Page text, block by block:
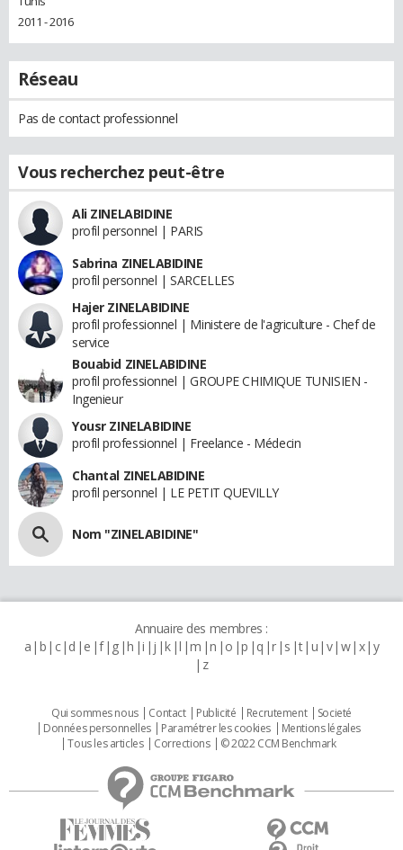
2011 - 2016
Réseau
Pas de contact professionnel
Vous recherchez peut-être
Ali ZINELABIDINE
profil personnel | PARIS
Sabrina ZINELABIDINE
profil personnel | SARCELLES
Hajer ZINELABIDINE
profil professionnel | Ministere de l'agriculture - Chef de
service
Bouabid ZINELABIDINE
profil professionnel | GROUPE CHIMIQUE TUNISIEN -
Ingenieur
Yousr ZINELABIDINE
profil professionnel | Freelance - Médecin
Chantal ZINELABIDINE
profil personnel | LE PETIT QUEVILLY
Nom "ZINELABIDINE"
Annuaire des membres :
a b c d e f g h i j k l m n o p q r s t u v w x y
z
Qui sommes nous Contact Publicité Recrutement
Societé
Données personnelles
Paramétrer les cookies
Mentions légales
Tous les articles
Corrections © 2022 CCM Benchmark